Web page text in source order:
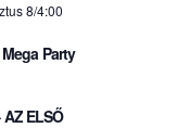
8/4:00
Party
ELSŐ